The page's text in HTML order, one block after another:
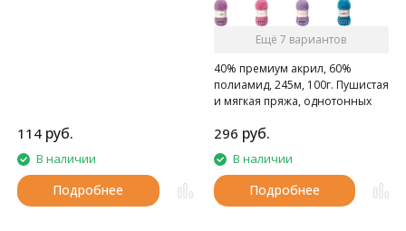
114 руб.
В наличии
Подробнее
Ещё 7 вариантов
40% премиум акрил, 60%
полиамид, 245м, 100г. Пушистая
и мягкая пряжа, однотонных
296 руб.
В наличии
Подробнее